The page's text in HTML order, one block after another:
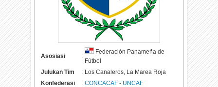
Asosiasi :
Federación Panameña de
Fútbol
Julukan Tim
: Los Canaleros, La Marea Roja
Konfederasi
: CONCACAF - UNCAF